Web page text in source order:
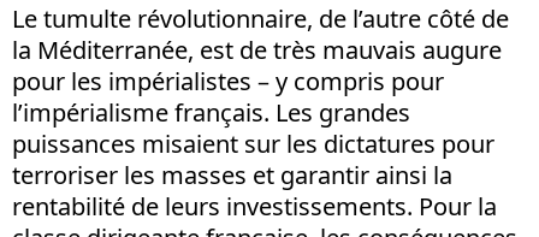
Le tumulte révolutionnaire, de l’autre côté de
la Méditerranée, est de très mauvais augure
pour les impérialistes – y compris pour
l’impérialisme français. Les grandes
puissances misaient sur les dictatures pour
terroriser les masses et garantir ainsi la
rentabilité de leurs investissements. Pour la